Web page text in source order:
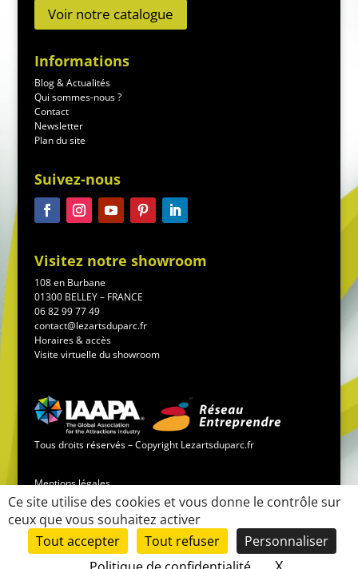
Voir notre catalogue
Informations
Blog & Actualités
Qui sommes-nous ?
Contact
Newsletter
Plan du site
Suivez-nous
Visitez notre showroom
108 en Burbane
01300 BELLEY – FRANCE
06 82 99 77 49
contact@lezartsduparc.fr
Horaires & accès
Visite virtuelle du showroom
Tous droits réservés – Copyright Lezartsduparc.fr
Mentions légales
Conditions générales de vente
Mise en place du site : LK-communication.fr
Ce site utilise des cookies et vous donne le contrôle sur
ceux que vous souhaitez activer
Tout accepter
Tout refuser
Personnaliser